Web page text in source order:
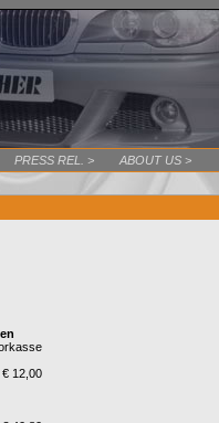
PRESS REL. > ABOUT US >
€ 12,00